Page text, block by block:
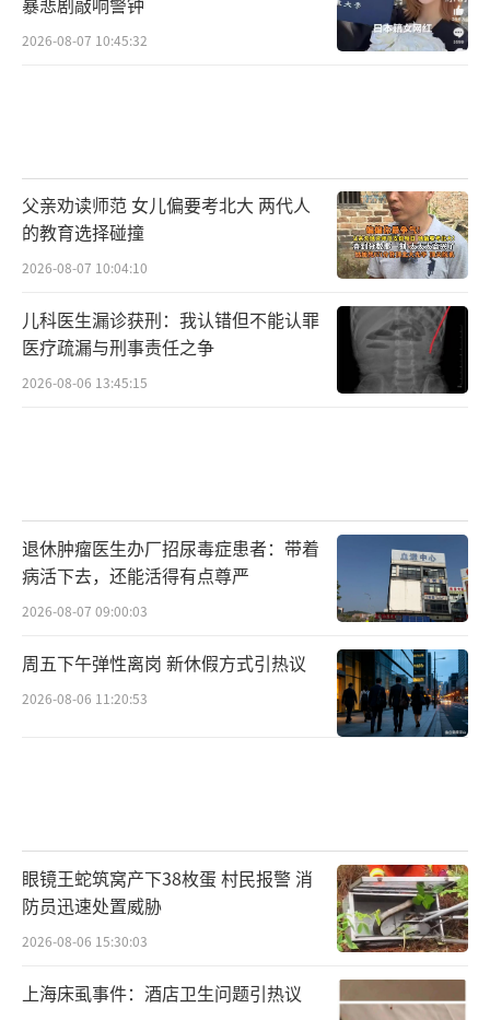
是。”他说。
2026-08-07 10:45:32
父亲劝读师范 女儿偏要考北大 两代人
的教育选择碰撞
2026-08-07 10:04:10
儿科医生漏诊获刑：我认错但不能认罪
医疗疏漏与刑事责任之争
2026-08-06 13:45:15
退休肿瘤医生办厂招尿毒症患者：带着
病活下去，还能活得有点尊严
2026-08-07 09:00:03
周五下午弹性离岗 新休假方式引热议
2026-08-06 11:20:53
眼镜王蛇筑窝产下38枚蛋 村民报警 消
防员迅速处置威胁
2026-08-06 15:30:03
上海床虱事件：酒店卫生问题引热议